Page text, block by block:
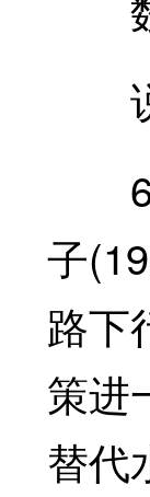
说
60
子
路下
策进
替代